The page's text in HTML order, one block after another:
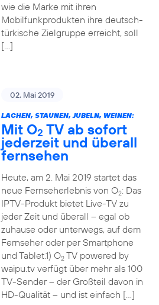
wie die Marke mit ihren
Mobilfunkprodukten ihre deutsch-
türkische Zielgruppe erreicht, soll
[…]
02. Mai 2019
LACHEN, STAUNEN, JUBELN, WEINEN:
Mit O2 TV ab sofort
jederzeit und überall
fernsehen
Heute, am 2. Mai 2019 startet das
neue Fernseherlebnis von O2: Das
IPTV-Produkt bietet Live-TV zu
jeder Zeit und überall – egal ob
zuhause oder unterwegs, auf dem
Fernseher oder per Smartphone
und Tablet.1) O2TV powered by
waipu.tv verfügt über mehr als 100
TV-Sender – der Großteil davon in
HD-Qualität – und ist einfach […]